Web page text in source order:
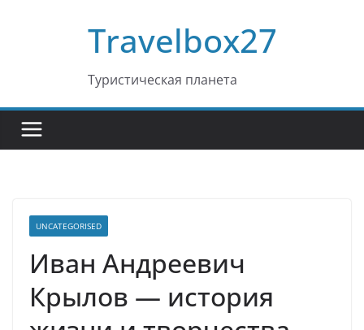
Travelbox27
Туристическая планета
UNCATEGORISED
Иван Андреевич
Крылов — история